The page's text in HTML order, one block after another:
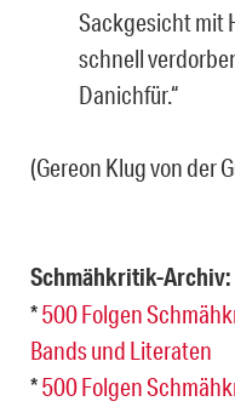
Sackgesicht mit
schnell
Danichfür.“
(Gereon Klug von der
Schmähkritik-Archiv:
*500 Folgen
Bands und Literaten
*500 Folgen